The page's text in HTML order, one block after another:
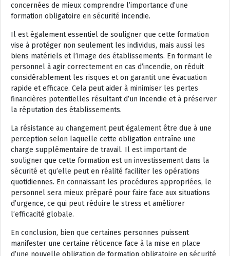
concernées de mieux comprendre l’importance d’une
formation obligatoire en sécurité incendie.
Il est également essentiel de souligner que cette formation
vise à protéger non seulement les individus, mais aussi les
biens matériels et l’image des établissements. En formant le
personnel à agir correctement en cas d’incendie, on réduit
considérablement les risques et on garantit une évacuation
rapide et efficace. Cela peut aider à minimiser les pertes
financières potentielles résultant d’un incendie et à préserver
la réputation des établissements.
La résistance au changement peut également être due à une
perception selon laquelle cette obligation entraîne une
charge supplémentaire de travail. Il est important de
souligner que cette formation est un investissement dans la
sécurité et qu’elle peut en réalité faciliter les opérations
quotidiennes. En connaissant les procédures appropriées, le
personnel sera mieux préparé pour faire face aux situations
d’urgence, ce qui peut réduire le stress et améliorer
l’efficacité globale.
En conclusion, bien que certaines personnes puissent
manifester une certaine réticence face à la mise en place
d’une nouvelle obligation de formation obligatoire en sécurité